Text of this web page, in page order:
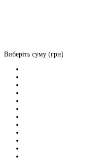
Виберіть суму (грн)